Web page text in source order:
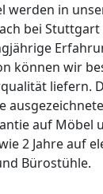
werden in
bei
können wir
liefern.
auf Möbel
2 Jahre auf
Bürostühle.